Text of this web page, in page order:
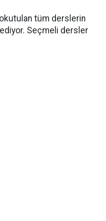
tüm derslerin
Seçmeli dersler